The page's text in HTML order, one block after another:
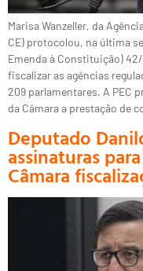
Marisa Wanzeller, da
CE) protocolou, na última
Emenda à Constituição)
fiscalizar as agências
209 parlamentares. A PEC
da Câmara a prestação de
Deputado
assinaturas
Câmara